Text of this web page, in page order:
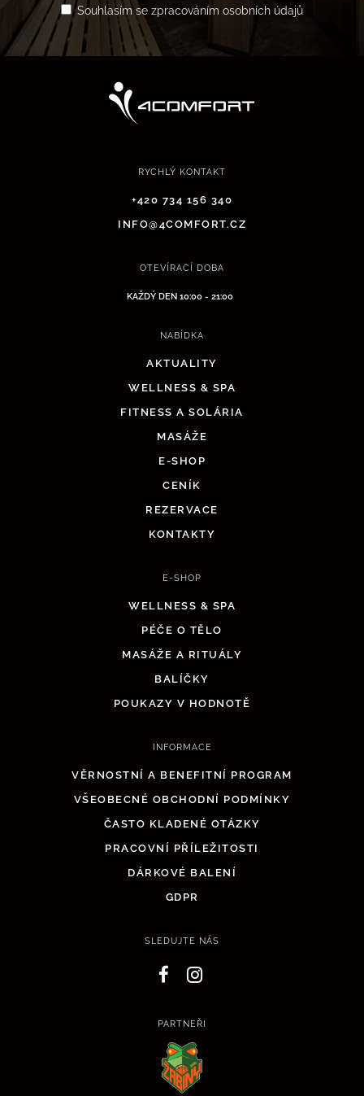
Souhlasím se zpracováním osobních údajů
RYCHLÝ KONTAKT
+420 734 156 340
INFO@4COMFORT.CZ
OTEVÍRACÍ DOBA
KAŽDÝ DEN 10:00 - 21:00
NABÍDKA
AKTUALITY
WELLNESS & SPA
FITNESS A SOLÁRIA
MASÁŽE
E-SHOP
CENÍK
REZERVACE
KONTAKTY
E-SHOP
WELLNESS & SPA
PÉČE O TĚLO
MASÁŽE A RITUÁLY
BALÍČKY
POUKAZY V HODNOTĚ
INFORMACE
VĚRNOSTNÍ A BENEFITNÍ PROGRAM
VŠEOBECNÉ OBCHODNÍ PODMÍNKY
ČASTO KLADENÉ OTÁZKY
PRACOVNÍ PŘÍLEŽITOSTI
DÁRKOVÉ BALENÍ
GDPR
SLEDUJTE NÁS
PARTNEŘI